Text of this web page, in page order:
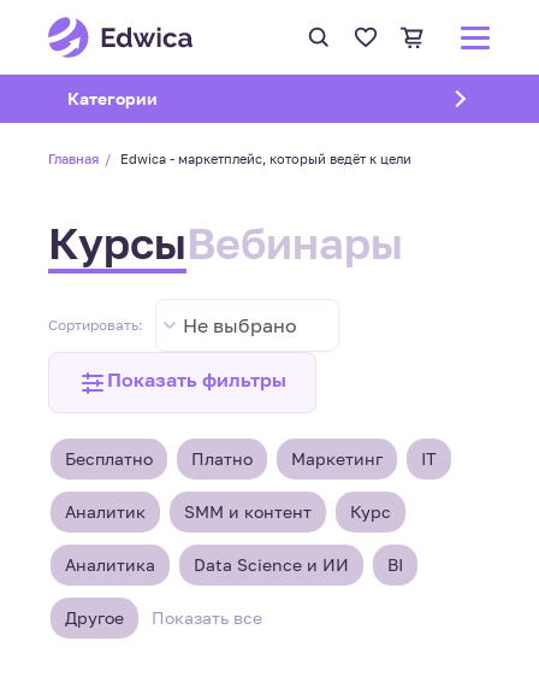
Открыть подменю
Категории
Главная Edwica - маркетплейс, который ведёт к цели
КурсыВебинары
Сортировать: Не выбрано
Показать фильтры
Бесплатно Платно Маркетинг IT
Аналитик SMM и контент Курс
Аналитика Data Science и ИИ BI
Другое Показать все